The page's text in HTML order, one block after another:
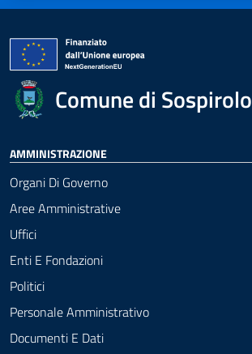
Comune di Sospirolo
AMMINISTRAZIONE
Organi Di Governo
Aree Amministrative
Uffici
Enti E Fondazioni
Politici
Personale Amministrativo
Documenti E Dati